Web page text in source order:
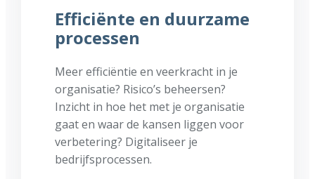
Efficiënte en duurzame
processen
Meer efficiëntie en veerkracht in je
organisatie? Risico’s beheersen?
Inzicht in hoe het met je organisatie
gaat en waar de kansen liggen voor
verbetering? Digitaliseer je
bedrijfsprocessen.